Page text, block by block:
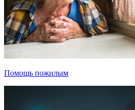
Помощь пожилым